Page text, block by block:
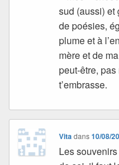
sud (aussi) et
de poésies,
plume et à
mère et de
peut-être,
t’embrasse.
Vitadans10/08/
Les